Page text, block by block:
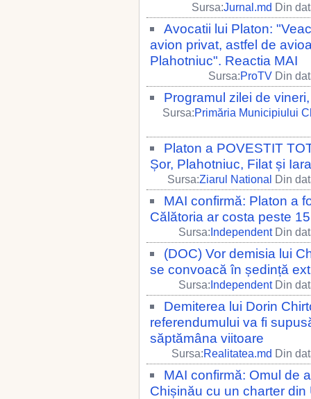
Sursa:Jurnal.md Din
Avocatii lui Platon:
avion privat, astfel de
Plahotniuc". Reactia MAI
Sursa:ProTV Din
Programul zilei de
Sursa:Primăria Municipiului
Platon a POVESTIT
Șor, Plahotniuc, Filat și
Sursa:Ziarul National Din
MAI confirmă: Platon a
Călătoria ar costa peste
Sursa:IndependentDin
(DOC) Vor demisia lui
se convoacă în ședință
Sursa:IndependentDin
Demiterea lui Dorin
referendumului va fi
săptămâna viitoare
Sursa:Realitatea.md Din
MAI confirmă: Omul de
Chișinău cu un charter din